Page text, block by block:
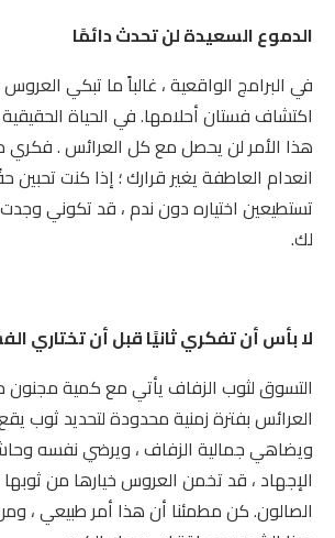
الدموع السعيدة لن تحدث دائمًا
في البرامج الواقعية ، غالباً ما تبكي
اكتشاف فستان أحلامها. في الحياة
هذا الأمر لن يحصل مع كل العرائس . فكري
انعدام العاطفة يغير قرارك ؛ إذا كنت تحبين
تستطيعين اختياره دون ندم ، قد تكوني
لك.
لا بأس أن تفكري ثانيًا قبل أن تختاري
التسوق لثوب الزفاف يأتي مع كمية
العرائس بفترة زمنية محدودة لتحديد ثوب
ويضاهي جمالية الزفاف ، ويرضي نفسه
الإجهاد ، قد تخمن العروس خيارها من
الصالون. كن مطمئنا أن هذا أمر طبيعي ،